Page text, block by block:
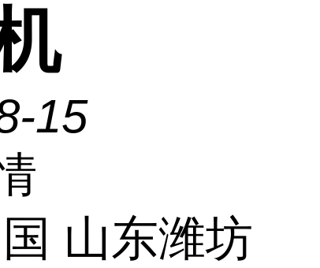
15
山东潍坊